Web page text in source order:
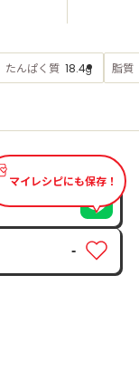
たんぱく質 18.4g 脂質
マイレシピにも保存！
-